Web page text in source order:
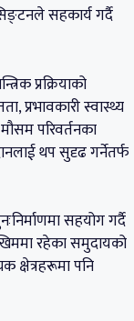
सहकार्य गर्दै
प्रक्रियाको
प्रभावकारी स्वास्थ्य
परिवर्तनका
थप सुदृढ गर्नेतर्फ
सहयोग गर्दै
रहेका समुदायको
क्षेत्रहरूमा पनि